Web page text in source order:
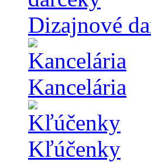
Dizajnové
Kancelária
Kľúčenky